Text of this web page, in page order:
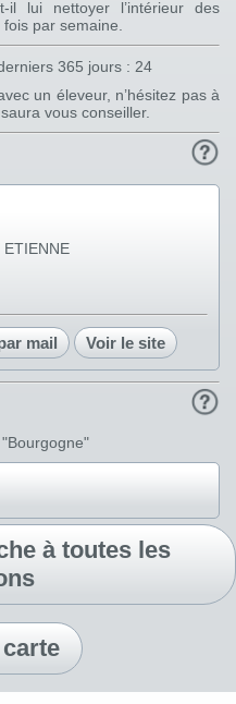
il lui nettoyer l’intérieur des
par semaine.
365 jours : 24
un éleveur, n’hésitez pas à
vous conseiller.
mail Voir le site
à toutes les